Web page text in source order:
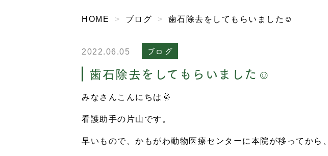
HOME ブログ 歯石除去をしてもらいました☺︎
2022.06.05 ブログ
歯石除去をしてもらいました☺︎
みなさんこんにちは 🌞
看護助手の片山です。
早いもので、かもがわ動物医療センターに本院が移ってから、